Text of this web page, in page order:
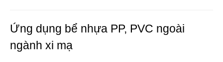
Ứng dụng bể nhựa PP, PVC ngoài
ngành xi mạ